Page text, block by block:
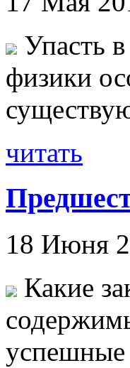
Упасть
физики
читать
18 Июня
Какие
успешные